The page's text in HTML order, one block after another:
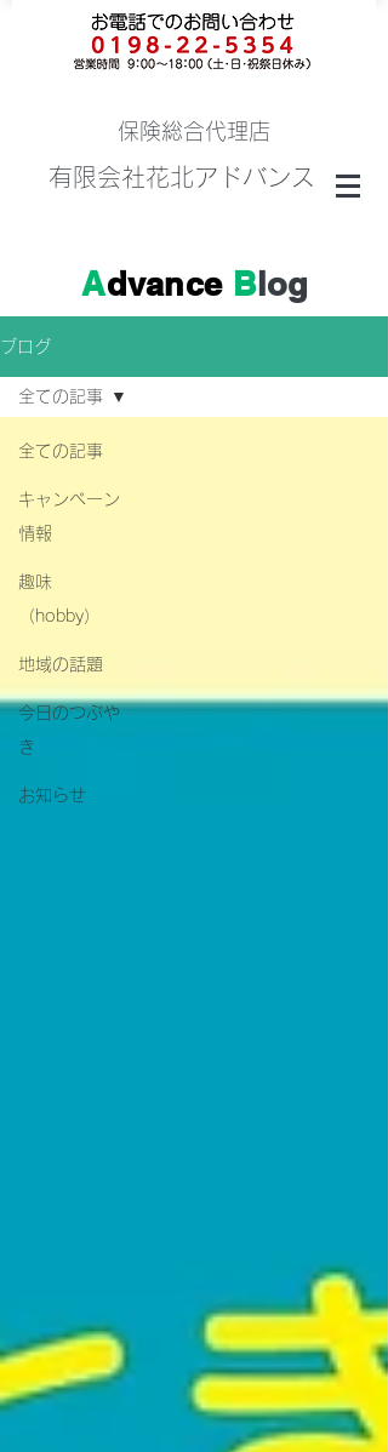
保険総合代理店
有限会社花北アドバンス
AdvanceBlog
ブログ
全ての記事
キャンペーン
情報
趣味
（hobby）
地域の話題
今日のつぶや
き
お知らせ
全ての記事